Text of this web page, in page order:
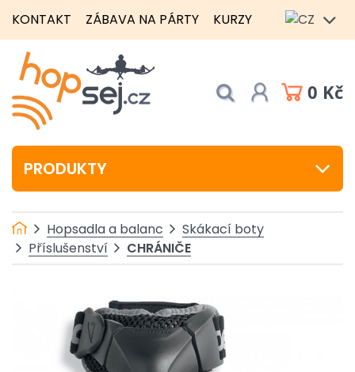
KONTAKT ZÁBAVA NA PÁRTY KURZY
0 Kč
PRODUKTY
Hopsadla a balanc
Skákací boty
Příslušenství
CHRÁNIČE